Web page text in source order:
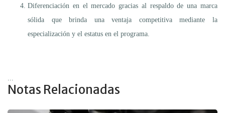
Diferenciación en el mercado gracias al respaldo de una marca
sólida que brinda una ventaja competitiva mediante la
especialización y el estatus en el programa.
Notas Relacionadas